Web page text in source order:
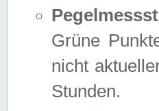
Grüne
nicht
Stunden.